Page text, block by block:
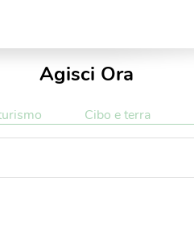
Agisci Ora
Cibo e terra